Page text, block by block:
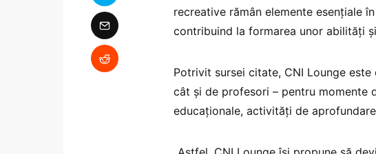
recreative rămân elemente esențiale
contribuind la formarea unor abilități
Potrivit sursei citate, CNI Lounge
cât și de profesori – pentru momente
educaționale, activități de